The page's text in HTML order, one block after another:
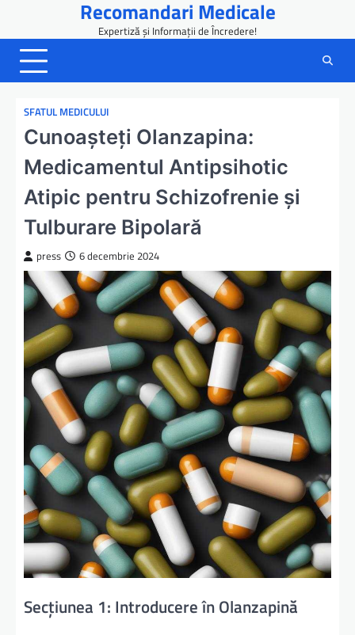
content
Recomandari Medicale
Expertiză și Informații de Încredere!
SFATUL MEDICULUI
Cunoașteți Olanzapina:
Medicamentul Antipsihotic
Atipic pentru Schizofrenie și
Tulburare Bipolară
press 6 decembrie 2024
Secțiunea 1: Introducere în Olanzapină